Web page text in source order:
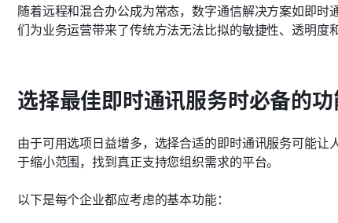
随着远程和混合办公成为常态，数字通信解决方案如即
们为业务运营带来了传统方法无法比拟的敏捷性、透明度
选择最佳即时通讯服务时必备的
由于可用选项日益增多，选择合适的即时通讯服务可能
于缩小范围，找到真正支持您组织需求的平台。
以下是每个企业都应考虑的基本功能：